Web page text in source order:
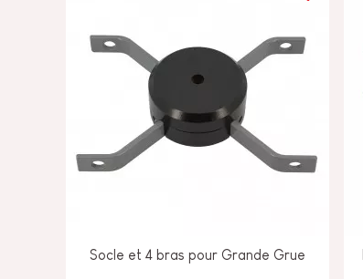
Socle et 4 bras pour Grande Grue